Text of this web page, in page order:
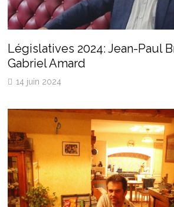
Législatives 2024: Jean-Paul
Gabriel Amard
14 juin 2024